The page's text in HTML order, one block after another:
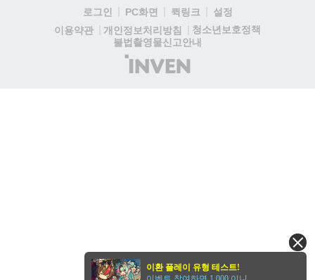
로그인 PC화면 퀵링크
설정
이용약관
개인정보처리방침
청소년보호정책
불법촬영물신고안내
(주)
인
이환 플레이 유형 테스트!